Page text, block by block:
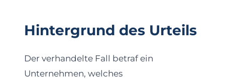
Hintergrund des Urteils
Der verhandelte Fall betraf ein
Unternehmen, welches